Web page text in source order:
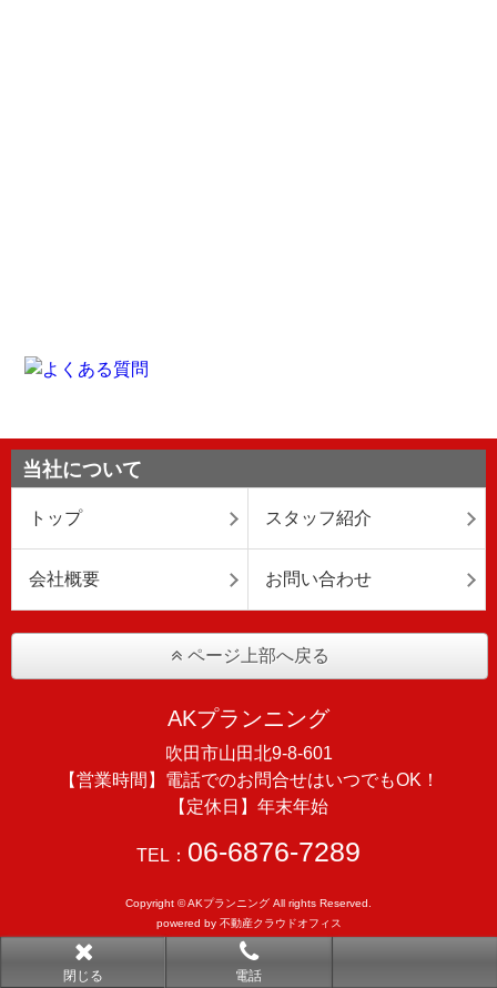
閉じる 電話
当社について
トップ スタッフ紹介
会社概要 お問い合わせ
ページ上部へ戻る
AKプランニング
吹田市山田北9-8-601
【営業時間】電話でのお問合せはいつでもOK！
【定休日】年末年始
TEL： 06-6876-7289
Copyright © AKプランニング All rights Reserved.
powered by 不動産クラウドオフィス